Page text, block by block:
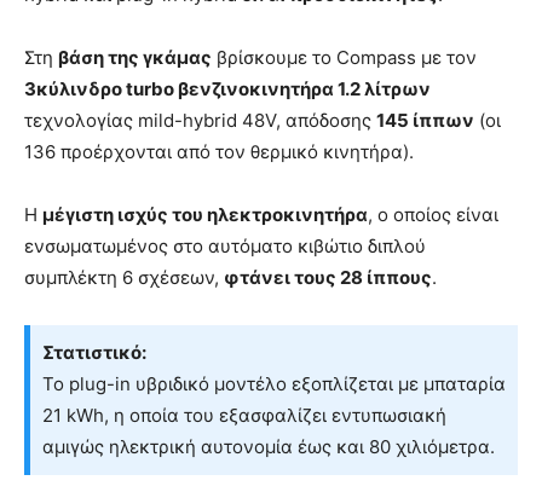
Στη βάση της γκάμας βρίσκουμε το Compass με τον
3κύλινδρο turbo βενζινοκινητήρα 1.2 λίτρων
τεχνολογίας mild-hybrid 48V, απόδοσης 145 ίππων (οι
136 προέρχονται από τον θερμικό κινητήρα).
Η μέγιστη ισχύς του ηλεκτροκινητήρα, ο οποίος είναι
ενσωματωμένος στο αυτόματο κιβώτιο διπλού
συμπλέκτη 6 σχέσεων, φτάνει τους 28 ίππους.
Στατιστικό:
Το plug-in υβριδικό μοντέλο εξοπλίζεται με μπαταρία
21 kWh, η οποία του εξασφαλίζει εντυπωσιακή
αμιγώς ηλεκτρική αυτονομία έως και 80 χιλιόμετρα.